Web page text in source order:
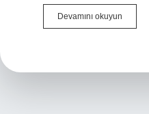
Devamını okuyun
In